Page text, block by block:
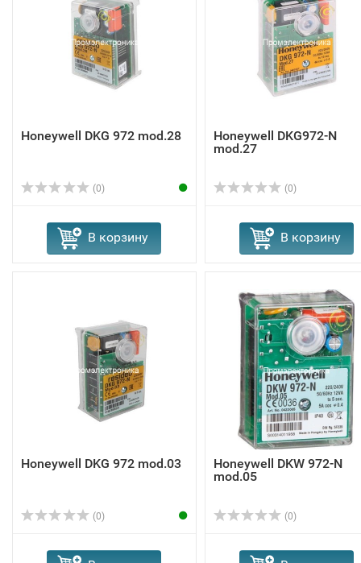
Honeywell DKG 972 mod.28
(0)
В корзину
Honeywell DKG972-N
mod.27
(0)
В корзину
Honeywell DKG 972 mod.03
(0)
Honeywell DKW 972-N
mod.05
(0)